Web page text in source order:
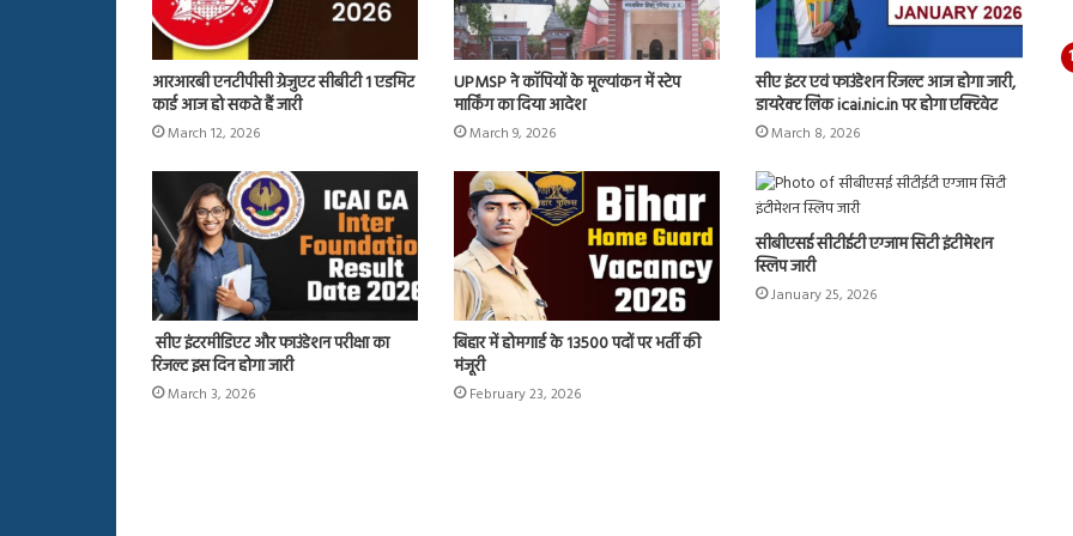
आरआरबी एनटीपीसी ग्रेजुएट सीबीटी 1 एडमिट
कार्ड आज हो सकते हैं जारी
March 12, 2026
UPMSP ने कॉपियों के मूल्यांकन में स्टेप
मार्किंग का दिया आदेश
March 9, 2026
सीए इंटर एवं फाउंडेशन रिजल्ट आज होगा जारी,
डायरेक्ट लिंक icai.nic.in पर होगा एक्टिवेट
March 8, 2026
सीए इंटरमीडिएट और फाउंडेशन परीक्षा का
रिजल्ट इस दिन होगा जारी
March 3, 2026
बिहार में होमगार्ड के 13500 पदों पर भर्ती की
मंजूरी
February 23, 2026
सीबीएसई सीटीईटी एग्जाम सिटी इंटीमेशन
स्लिप जारी
January 25, 2026